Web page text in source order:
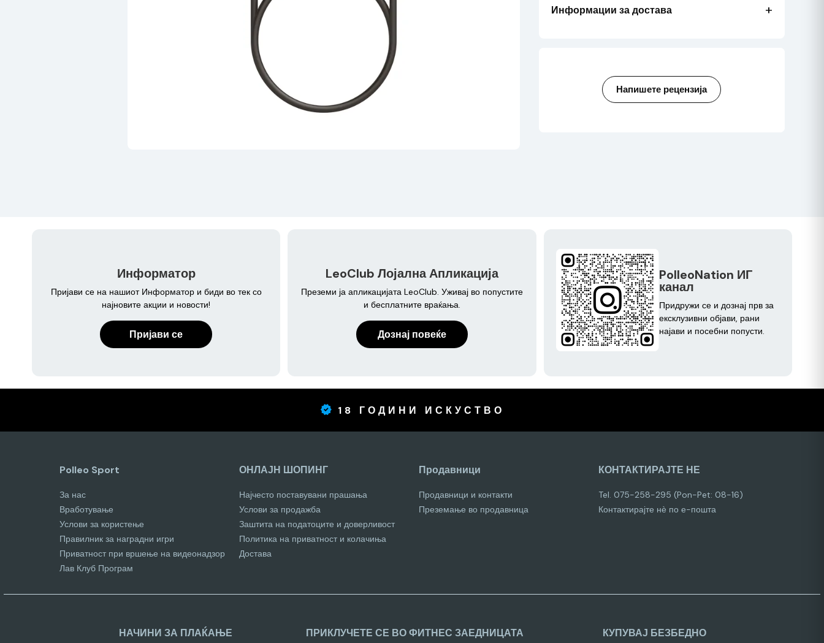
Информации за достава +
Напишете рецензија
Информатор
Пријави се на нашиот Информатор и биди во тек со
најновите акции и новости!
Пријави се
LeoClub Лојална Апликација
Преземи ја апликацијата LeoClub. Уживај во попустите
и бесплатните враќања.
Дознај повеќе
PolleoNation ИГ
канал
Придружи се и дознај прв за
ексклузивни објави, рани
најави и посебни попусти.
18 ГОДИНИ ИСКУСТВО
Polleo Sport
За нас
Вработување
Услови за користење
Правилник за наградни игри
Приватност при вршење на видеонадзор
Лав Клуб Програм
ОНЛАЈН ШОПИНГ
Најчесто поставувани прашања
Услови за продажба
Заштита на податоците и доверливост
Политика на приватност и колачиња
Достава
Продавници
Продавници и контакти
Преземање во продавница
КОНТАКТИРАЈТЕ НЕ
Tel. 075-258-295 (Pon-Pet: 08-16)
Контактирајте нѐ по е-пошта
НАЧИНИ ЗА ПЛАЌАЊЕ ПРИКЛУЧЕТЕ СЕ ВО ФИТНЕС ЗАЕДНИЦАТА КУПУВАЈ БЕЗБЕДНО